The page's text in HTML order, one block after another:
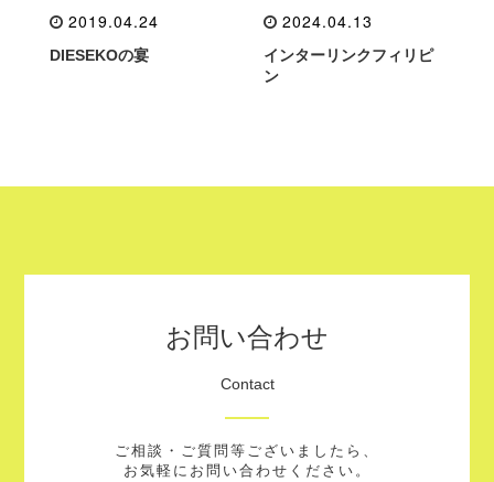
2019.04.24
DIESEKOの宴
2024.04.13
インターリンクフィリピ
ン
お問い合わせ
Contact
ご相談・ご質問等ございましたら、
お気軽にお問い合わせください。